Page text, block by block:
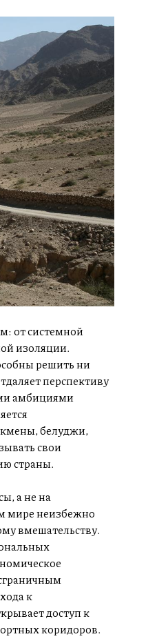
от системной
изоляции.
решить ни
перспективу
амбициями
белуджи,
свои
страны.
а не на
мире неизбежно
вмешательству.
к
доступ к
коридоров.